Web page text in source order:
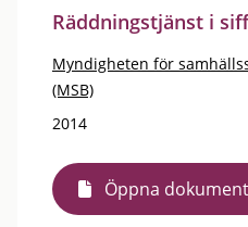
Räddningstjänst i
Myndigheten för
(MSB)
2014
Öppna dokument